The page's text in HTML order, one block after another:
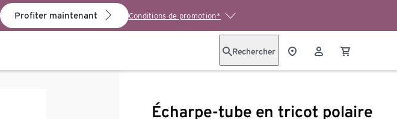
Profiter maintenant Conditions de promotion*
Rechercher
Écharpe-tube en tricot polaire